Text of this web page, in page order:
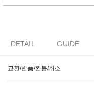
DETAIL GUIDE
교환/반품/환불/취소